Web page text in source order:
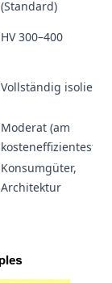
(Standard)
HV 300–400
Vollständig isoliert
Moderat (am
kosteneffizientesten)
Konsumgüter,
Architektur